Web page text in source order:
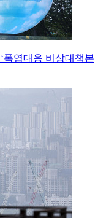
염대응 비상대책본